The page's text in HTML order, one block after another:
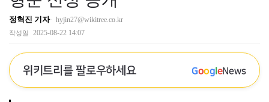
정혁진 기자 hyjin27@wikitree.co.kr
작성일 2025-08-22 14:07
위키트리를 팔로우하세요 GoogleNews